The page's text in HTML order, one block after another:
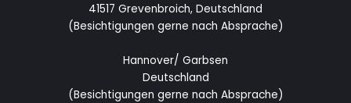
41517 Grevenbroich, Deutschland
(Besichtigungen gerne nach Absprache)
Hannover/ Garbsen
Deutschland
(Besichtigungen gerne nach Absprache)